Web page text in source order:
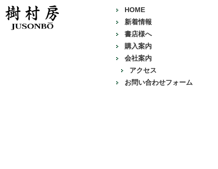
HOME
新着情報
書店様へ
購入案内
会社案内
アクセス
お問い合わせフォーム